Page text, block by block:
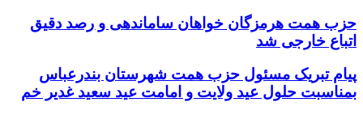
حزب همت هرمزگان خواهان ساماندهی و رصد دقیق
اتباع خارجی شد
پیام تبریک مسئول حزب همت شهرستان بندرعباس
بمناسبت حلول عید ولایت و امامت عید سعید غدیر خم